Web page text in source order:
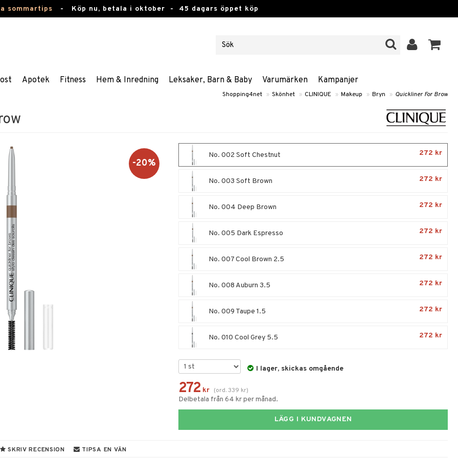
sommartips - Köp nu, betala i oktober - 45 dagars öppet köp
Apotek Fitness Hem & Inredning Leksaker, Barn & Baby Varumärken Kampanjer
Shopping4net » Skönhet » CLINIQUE » Makeup » Bryn » Quickliner For Brow
-20%
No. 002 Soft Chestnut 272 kr
No. 003 Soft Brown 272 kr
No. 004 Deep Brown 272 kr
No. 005 Dark Espresso 272 kr
No. 007 Cool Brown 2.5 272 kr
No. 008 Auburn 3.5 272 kr
No. 009 Taupe 1.5 272 kr
No. 010 Cool Grey 5.5 272 kr
I lager, skickas omgående
272 kr (ord. 339 kr)
Delbetala från 64 kr per månad.
LÄGG I KUNDVAGNEN
SKRIV RECENSION TIPSA EN VÄN